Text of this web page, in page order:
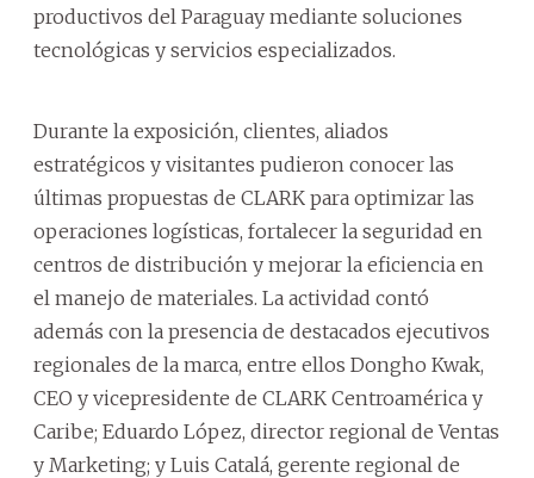
productivos del Paraguay mediante soluciones
tecnológicas y servicios especializados.
Durante la exposición, clientes, aliados
estratégicos y visitantes pudieron conocer las
últimas propuestas de CLARK para optimizar las
operaciones logísticas, fortalecer la seguridad en
centros de distribución y mejorar la eficiencia en
el manejo de materiales. La actividad contó
además con la presencia de destacados ejecutivos
regionales de la marca, entre ellos Dongho Kwak,
CEO y vicepresidente de CLARK Centroamérica y
Caribe; Eduardo López, director regional de Ventas
y Marketing; y Luis Catalá, gerente regional de